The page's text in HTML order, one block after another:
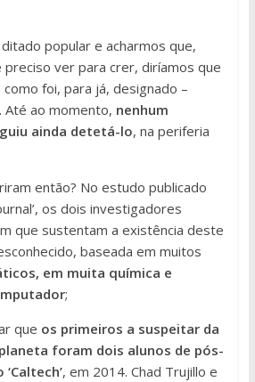
popular e acharmos que,
preciso ver para crer, diríamos que
como foi, para já, designado –
ao momento, nenhum
ainda detetá-lo, na periferia
então? No estudo publicado
os dois investigadores
que sustentam a existência deste
baseada em muitos
em muita química e
;
que os primeiros a suspeitar da
foram dois alunos de pós-
, em 2014. Chad Trujillo e